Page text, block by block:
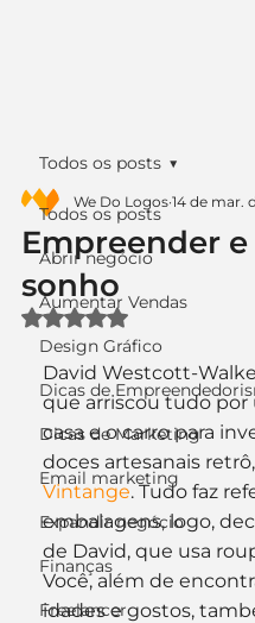
Todos os posts
Abrir negócio
Aumentar Vendas
Design Gráfico
Dicas de
Dicas de Marketing
Email marketing
Expandir negócio
Finanças
Freelancer
Todos os posts
Empreender
sonho
We Do Logos 14 de mar.
Avaliado com NaN de
David Westcott-
que arriscou tudo por
casa e o carro para
doces artesanais
Vintange. Tudo faz
embalagens, logo,
de David, que usa
Você, além de
idades e gostos,